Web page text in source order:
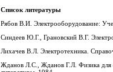
Список литературы
Рябов В.И. Электрооборудование:
Синдеев Ю.Г., Грановский В.Г.
Лихачев В.Л. Электротехника.
Жданов Л.С., Жданов Г.Л. Физика для